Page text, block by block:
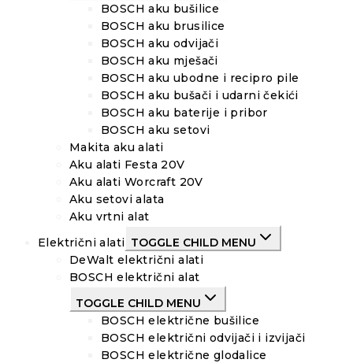
BOSCH aku bušilice
BOSCH aku brusilice
BOSCH aku odvijači
BOSCH aku mješači
BOSCH aku ubodne i recipro pile
BOSCH aku bušači i udarni čekići
BOSCH aku baterije i pribor
BOSCH aku setovi
Makita aku alati
Aku alati Festa 20V
Aku alati Worcraft 20V
Aku setovi alata
Aku vrtni alat
Električni alati TOGGLE CHILD MENU
DeWalt električni alati
BOSCH električni alat
TOGGLE CHILD MENU
BOSCH električne bušilice
BOSCH električni odvijači i izvijači
BOSCH električne glodalice